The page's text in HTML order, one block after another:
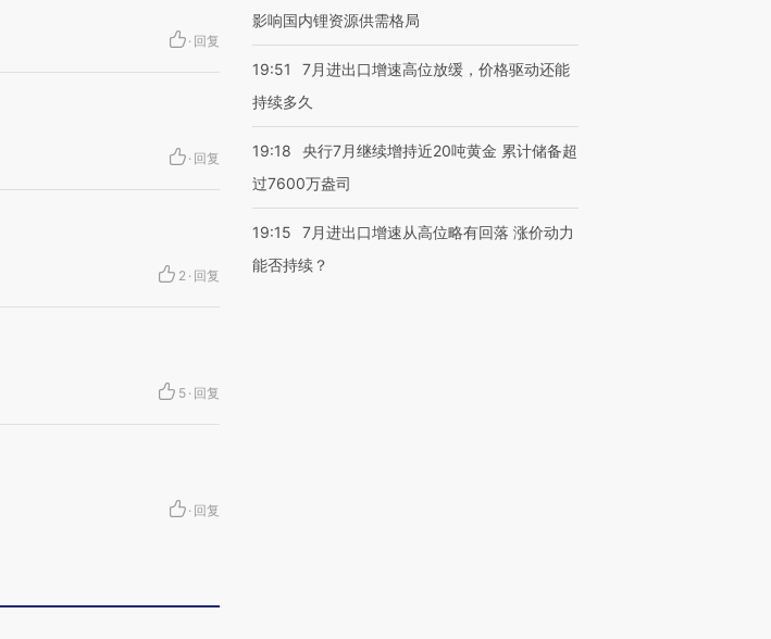
· 回复
· 回复
2 · 回复
5 · 回复
· 回复
影响国内锂资源供需格局
19:51
7月进出口增速高位放缓，价格驱动还能
持续多久
19:18
央行7月继续增持近20吨黄金 累计储备超
过7600万盎司
19:15
7月进出口增速从高位略有回落 涨价动力
能否持续？